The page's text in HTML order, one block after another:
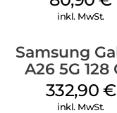
inkl. MwSt.
Samsung
A26 5G 128
Mint
332,90 €
inkl. MwSt.